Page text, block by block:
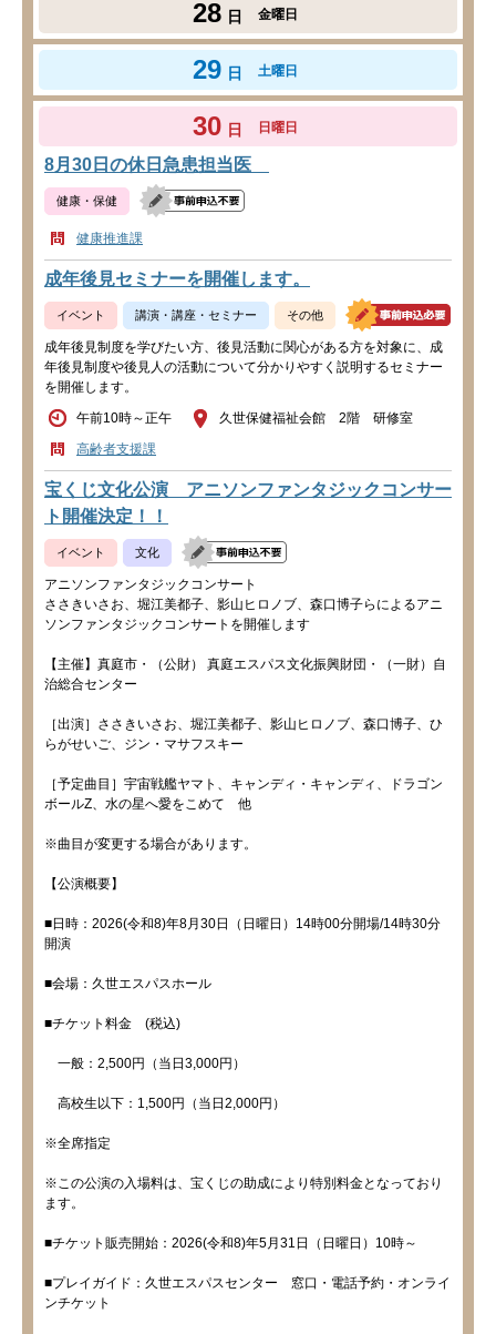
28 日 金曜日
29 日 土曜日
30 日 日曜日
8月30日の休日急患担当医
健康・保健
健康推進課
成年後見セミナーを開催します。
イベント 講演・講座・セミナー その他
成年後見制度を学びたい方、後見活動に関心がある方を対象に、成
年後見制度や後見人の活動について分かりやすく説明するセミナー
を開催します。
午前10時～正午
久世保健福祉会館 2階 研修室
高齢者支援課
宝くじ文化公演 アニソンファンタジックコンサー
ト開催決定！！
イベント 文化
アニソンファンタジックコンサート
ささきいさお、堀江美都子、影山ヒロノブ、森口博子らによるアニ
ソンファンタジックコンサートを開催します
【主催】真庭市・（公財） 真庭エスパス文化振興財団・（一財）自
治総合センター
［出演］ささきいさお、堀江美都子、影山ヒロノブ、森口博子、ひ
らがせいご、ジン・マサフスキー
［予定曲目］宇宙戦艦ヤマト、キャンディ・キャンディ、ドラゴン
ボールZ、水の星へ愛をこめて 他
※曲目が変更する場合があります。
【公演概要】
■日時：2026(令和8)年8月30日（日曜日）14時00分開場/14時30分
開演
■会場：久世エスパスホール
■チケット料金 (税込)
一般：2,500円（当日3,000円）
高校生以下：1,500円（当日2,000円）
※全席指定
※この公演の入場料は、宝くじの助成により特別料金となっており
ます。
■チケット販売開始：2026(令和8)年5月31日（日曜日）10時～
■プレイガイド：久世エスパスセンター 窓口・電話予約・オンライ
ンチケット